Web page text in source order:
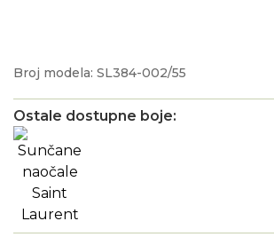
Broj modela: SL384-002/55
Ostale dostupne boje: